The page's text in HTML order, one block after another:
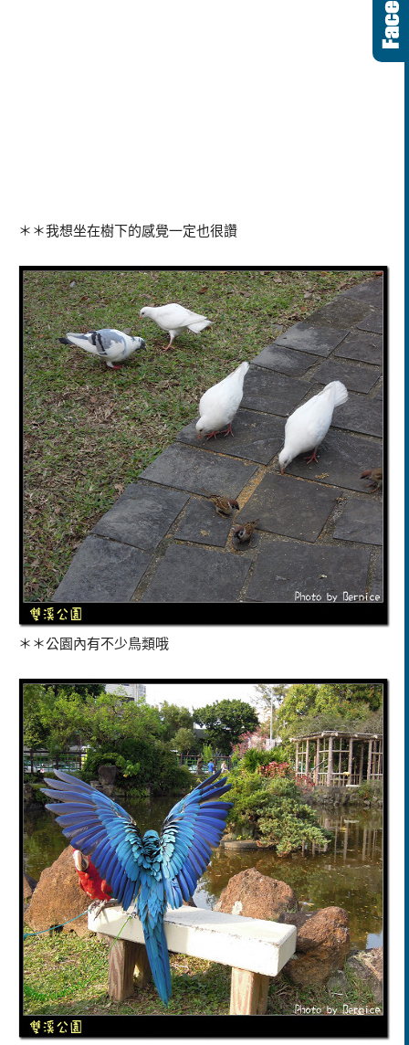
＊＊我想坐在樹下的感覺一定也很讚
＊＊公園內有不少鳥類哦